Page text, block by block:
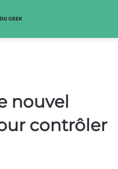
nouvel
contrôler